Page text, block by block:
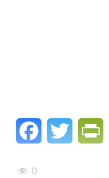
FacebookTwitter
0